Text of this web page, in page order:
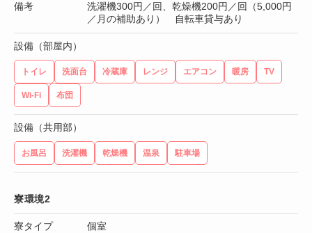
備考
洗濯機300円／回、乾燥機200円／回（5,000円
／月の補助あり） 自転車貸与あり
設備（部屋内）
トイレ 洗面台 冷蔵庫 レンジ エアコン 暖房 TV
Wi-Fi 布団
設備（共用部）
お風呂 洗濯機 乾燥機 温泉 駐車場
寮環境2
寮タイプ 個室